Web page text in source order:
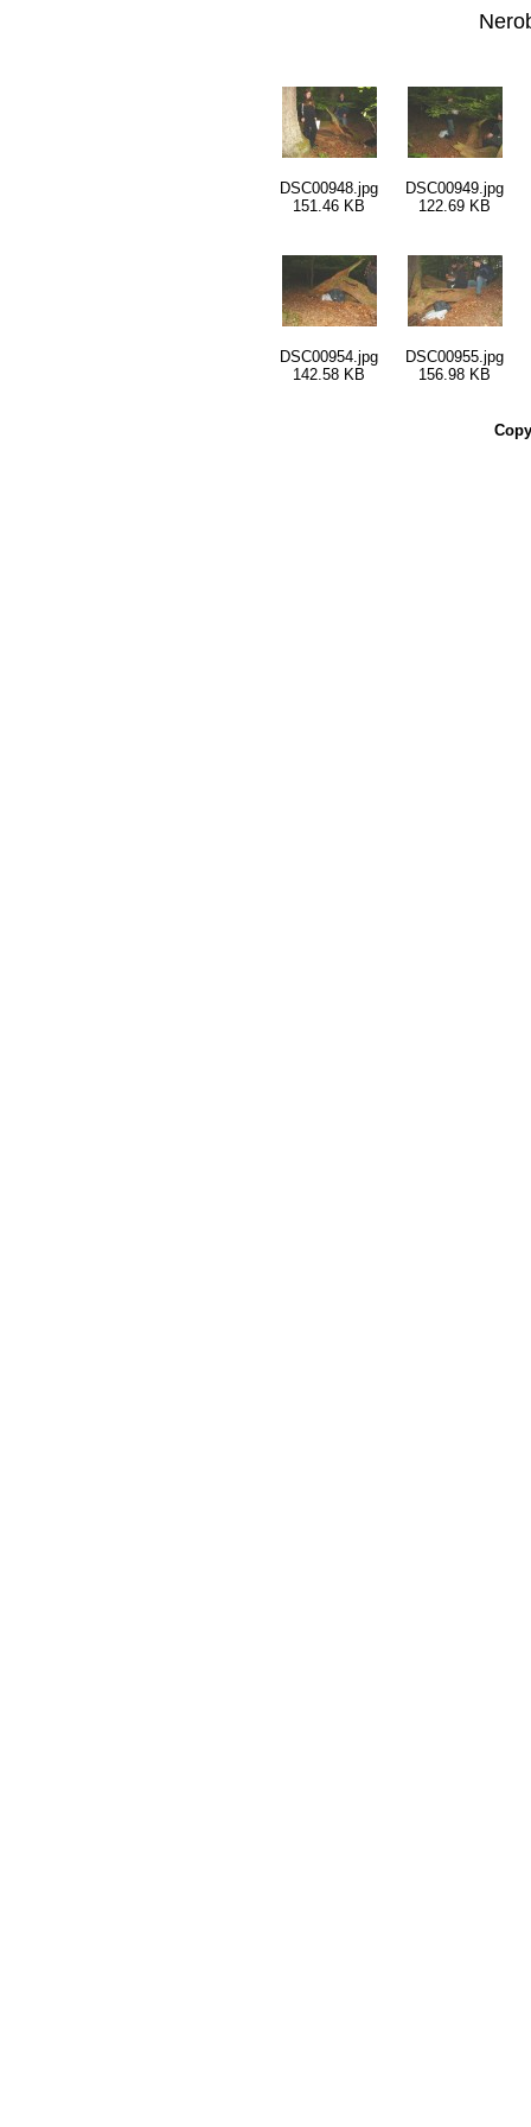
DSC00948.jpg
151.46 KB
DSC00949.jpg
122.69 KB
DSC00954.jpg
142.58 KB
DSC00955.jpg
156.98 KB